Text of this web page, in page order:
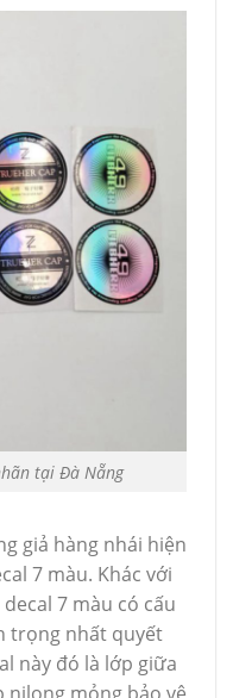
tại Đà Nẵng
giả hàng nhái hiện
7 màu. Khác với
7 màu có cấu
trọng nhất quyết
này đó là lớp giữa